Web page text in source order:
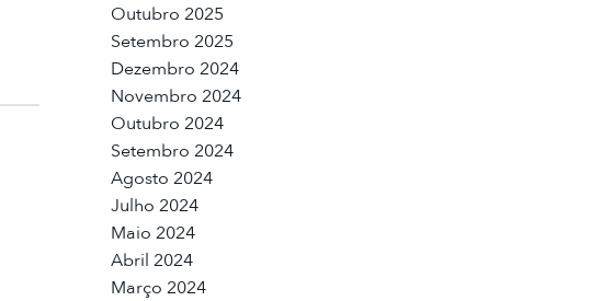
Outubro 2025
Setembro 2025
Dezembro 2024
Novembro 2024
Outubro 2024
Setembro 2024
Agosto 2024
Julho 2024
Maio 2024
Abril 2024
Março 2024